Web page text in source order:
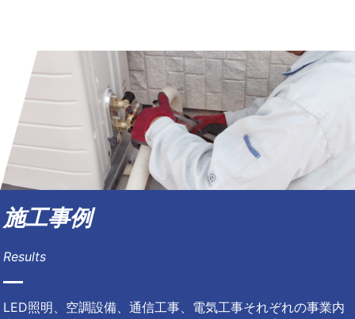
施工事例
Results
LED照明、空調設備、通信工事、電気工事それぞれの事業内